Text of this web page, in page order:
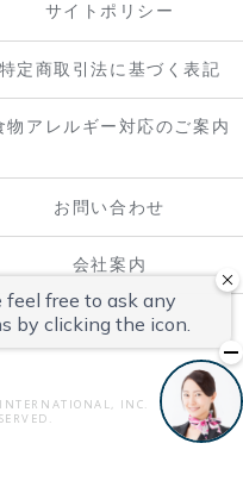
サイトポリシー
特定商取引法に基づく表記
物アレルギー対応のご案内
お問い合わせ
会社案内
INC.